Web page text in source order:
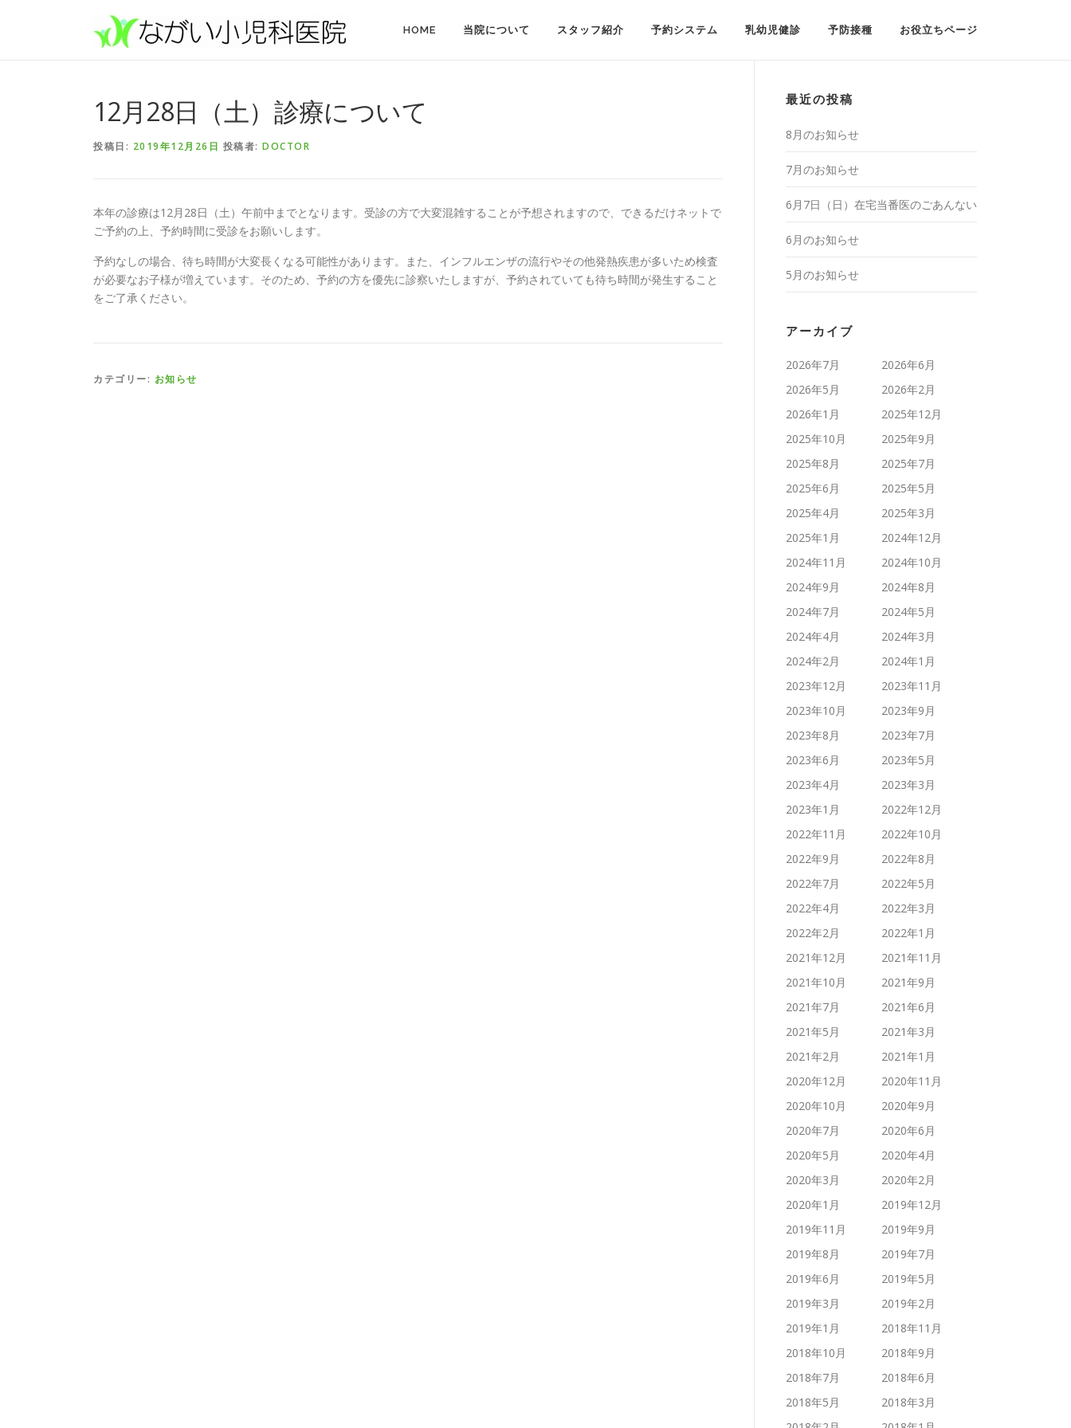
HOME 当院について スタッフ紹介 予約システム 乳幼児健診 予防接種 お役立ちページ
12月28日（土）診療について
投稿日: 2019年12月26日 投稿者: DOCTOR
本年の診療は12月28日（土）午前中までとなります。受診の方で大変混雑することが予想されますので、できるだけネットで
ご予約の上、予約時間に受診をお願いします。
予約なしの場合、待ち時間が大変長くなる可能性があります。また、インフルエンザの流行やその他発熱疾患が多いため検査
が必要なお子様が増えています。そのため、予約の方を優先に診察いたしますが、予約されていても待ち時間が発生すること
をご了承ください。
カテゴリー: お知らせ
最近の投稿
8月のお知らせ
7月のお知らせ
6月7日（日）在宅当番医のごあんない
6月のお知らせ
5月のお知らせ
アーカイブ
2026年7月
2026年6月
2026年5月
2026年2月
2026年1月
2025年12月
2025年10月
2025年9月
2025年8月
2025年7月
2025年6月
2025年5月
2025年4月
2025年3月
2025年1月
2024年12月
2024年11月
2024年10月
2024年9月
2024年8月
2024年7月
2024年5月
2024年4月
2024年3月
2024年2月
2024年1月
2023年12月
2023年11月
2023年10月
2023年9月
2023年8月
2023年7月
2023年6月
2023年5月
2023年4月
2023年3月
2023年1月
2022年12月
2022年11月
2022年10月
2022年9月
2022年8月
2022年7月
2022年5月
2022年4月
2022年3月
2022年2月
2022年1月
2021年12月
2021年11月
2021年10月
2021年9月
2021年7月
2021年6月
2021年5月
2021年3月
2021年2月
2021年1月
2020年12月
2020年11月
2020年10月
2020年9月
2020年7月
2020年6月
2020年5月
2020年4月
2020年3月
2020年2月
2020年1月
2019年12月
2019年11月
2019年9月
2019年8月
2019年7月
2019年6月
2019年5月
2019年3月
2019年2月
2019年1月
2018年11月
2018年10月
2018年9月
2018年7月
2018年6月
2018年5月
2018年3月